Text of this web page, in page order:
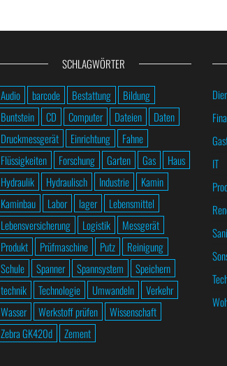
SCHLAGWÖRTER
Audio barcode Bestattung
Bildung
Buntstein
CD Computer Dateien
Daten
Druckmessgerät
Einrichtung
Fahne
Flüssigkeiten
Forschung Garten Gas
Haus
Hydraulik
Hydraulisch Industrie
Kamin
Kaminbau
Labor lager
Lebensmittel
Lebensversicherung
Logistik
Messgerät
Produkt
Prüfmaschine Putz
Reinigung
Schule
Spanner Spannsystem
Speichern
technik
Technologie Umwandeln
Verkehr
Wasser
Werkstoff prüfen
Wissenschaft
Zebra GK420d
Zement
IT